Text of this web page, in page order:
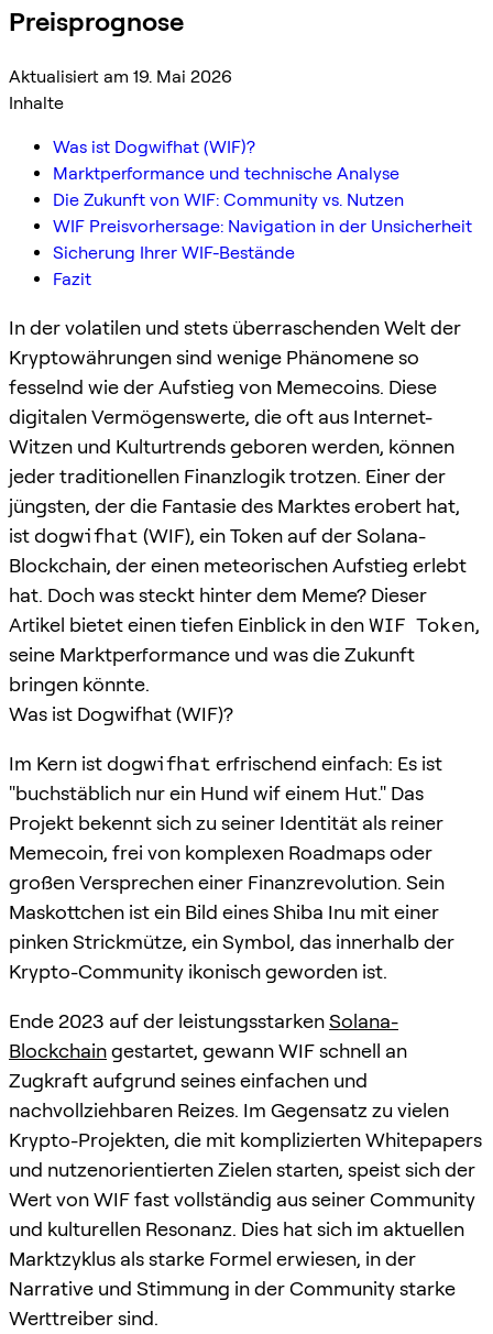
Preisprognose
Aktualisiert am 19. Mai 2026
Inhalte
Was ist Dogwifhat (WIF)?
Marktperformance und technische Analyse
Die Zukunft von WIF: Community vs. Nutzen
WIF Preisvorhersage: Navigation in der Unsicherheit
Sicherung Ihrer WIF-Bestände
Fazit
In der volatilen und stets überraschenden Welt der
Kryptowährungen sind wenige Phänomene so
fesselnd wie der Aufstieg von Memecoins. Diese
digitalen Vermögenswerte, die oft aus Internet-
Witzen und Kulturtrends geboren werden, können
jeder traditionellen Finanzlogik trotzen. Einer der
jüngsten, der die Fantasie des Marktes erobert hat,
istdogwifhat (WIF), ein Token auf der Solana-
Blockchain, der einen meteorischen Aufstieg erlebt
hat. Doch was steckt hinter dem Meme? Dieser
Artikel bietet einen tiefen Einblick in denWIF Token,
seine Marktperformance und was die Zukunft
bringen könnte.
Was ist Dogwifhat (WIF)?
Im Kern istdogwifhat erfrischend einfach: Es ist
"buchstäblich nur ein Hund wif einem Hut." Das
Projekt bekennt sich zu seiner Identität als reiner
Memecoin, frei von komplexen Roadmaps oder
großen Versprechen einer Finanzrevolution. Sein
Maskottchen ist ein Bild eines Shiba Inu mit einer
pinken Strickmütze, ein Symbol, das innerhalb der
Krypto-Community ikonisch geworden ist.
Ende 2023 auf der leistungsstarkenSolana-
Blockchaingestartet, gewann WIF schnell an
Zugkraft aufgrund seines einfachen und
nachvollziehbaren Reizes. Im Gegensatz zu vielen
Krypto-Projekten, die mit komplizierten Whitepapers
und nutzenorientierten Zielen starten, speist sich der
Wert von WIF fast vollständig aus seiner Community
und kulturellen Resonanz. Dies hat sich im aktuellen
Marktzyklus als starke Formel erwiesen, in der
Narrative und Stimmung in der Community starke
Werttreiber sind.